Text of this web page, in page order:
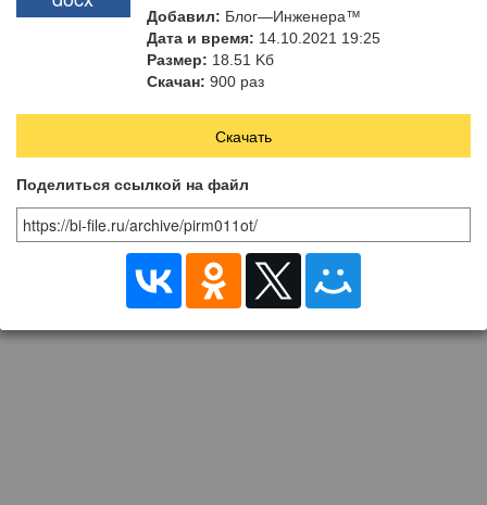
на рабочем месте для
курьера
Добавил: Блог—Инженера™
Дата и время: 14.10.2021 19:25
Размер: 18.51 Kб
Скачан: 900 раз
Скачать
Поделиться ссылкой на файл